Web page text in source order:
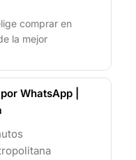
comprar en
la mejor
WhatsApp |